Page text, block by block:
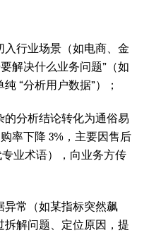
入行业场景（如电商、金
解决什么业务问题”（如
“分析用户数据”）；
分析结论转化为通俗易
率下降 3%，主要因售后
业术语），向业务方传
异常（如某指标突然飙
拆解问题、定位原因，提